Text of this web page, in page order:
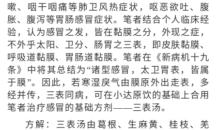
嗽、咽干咽痛等肺卫风热症状，呕恶欲吐、腹
胀、腹泻等胃肠感冒症状。笔者结合个人临床经
验，认为感冒之发，皆在黏膜之分，外现之症，
不外乎太阳、卫分、肠胃之三表，即皮肤黏膜、
呼吸道黏膜、胃肠道黏膜。笔者在《新病机十九
条》中将其总结为“诸型感冒，太卫胃表，皆属
于膜”。因此，若寒湿戾气由膜原外出走表，多
经并传，三表同病，可在小达原饮的基础上合用
笔者治疗感冒的基础方剂——三表汤。
方解：三表汤由葛根、生麻黄、桂枝、羌